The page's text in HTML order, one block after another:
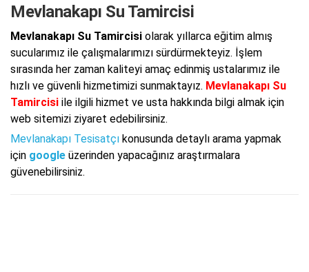
Mevlanakapı Su Tamircisi
Mevlanakapı Su Tamircisi olarak yıllarca eğitim almış
sucularımız ile çalışmalarımızı sürdürmekteyiz. İşlem
sırasında her zaman kaliteyi amaç edinmiş ustalarımız ile
hızlı ve güvenli hizmetimizi sunmaktayız. Mevlanakapı Su
Tamircisi ile ilgili hizmet ve usta hakkında bilgi almak için
web sitemizi ziyaret edebilirsiniz.
Mevlanakapı Tesisatçı konusunda detaylı arama yapmak
için google üzerinden yapacağınız araştırmalara
güvenebilirsiniz.